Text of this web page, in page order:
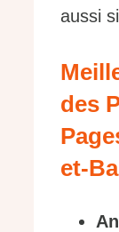
aussi
des
et-